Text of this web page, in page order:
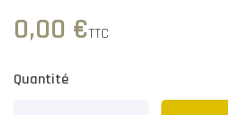
0,00 €TTC
Quantité